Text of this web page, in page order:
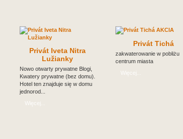
Privát Iveta Nitra
Lužianky
Nowo otwarty prywatne Blogi,
Kwatery prywatne (bez domu).
Hotel ten znajduje się w domu
jednorod...
Więcej...
Privát Tichá
zakwaterowanie w pobliżu
centrum miasta
Więcej...